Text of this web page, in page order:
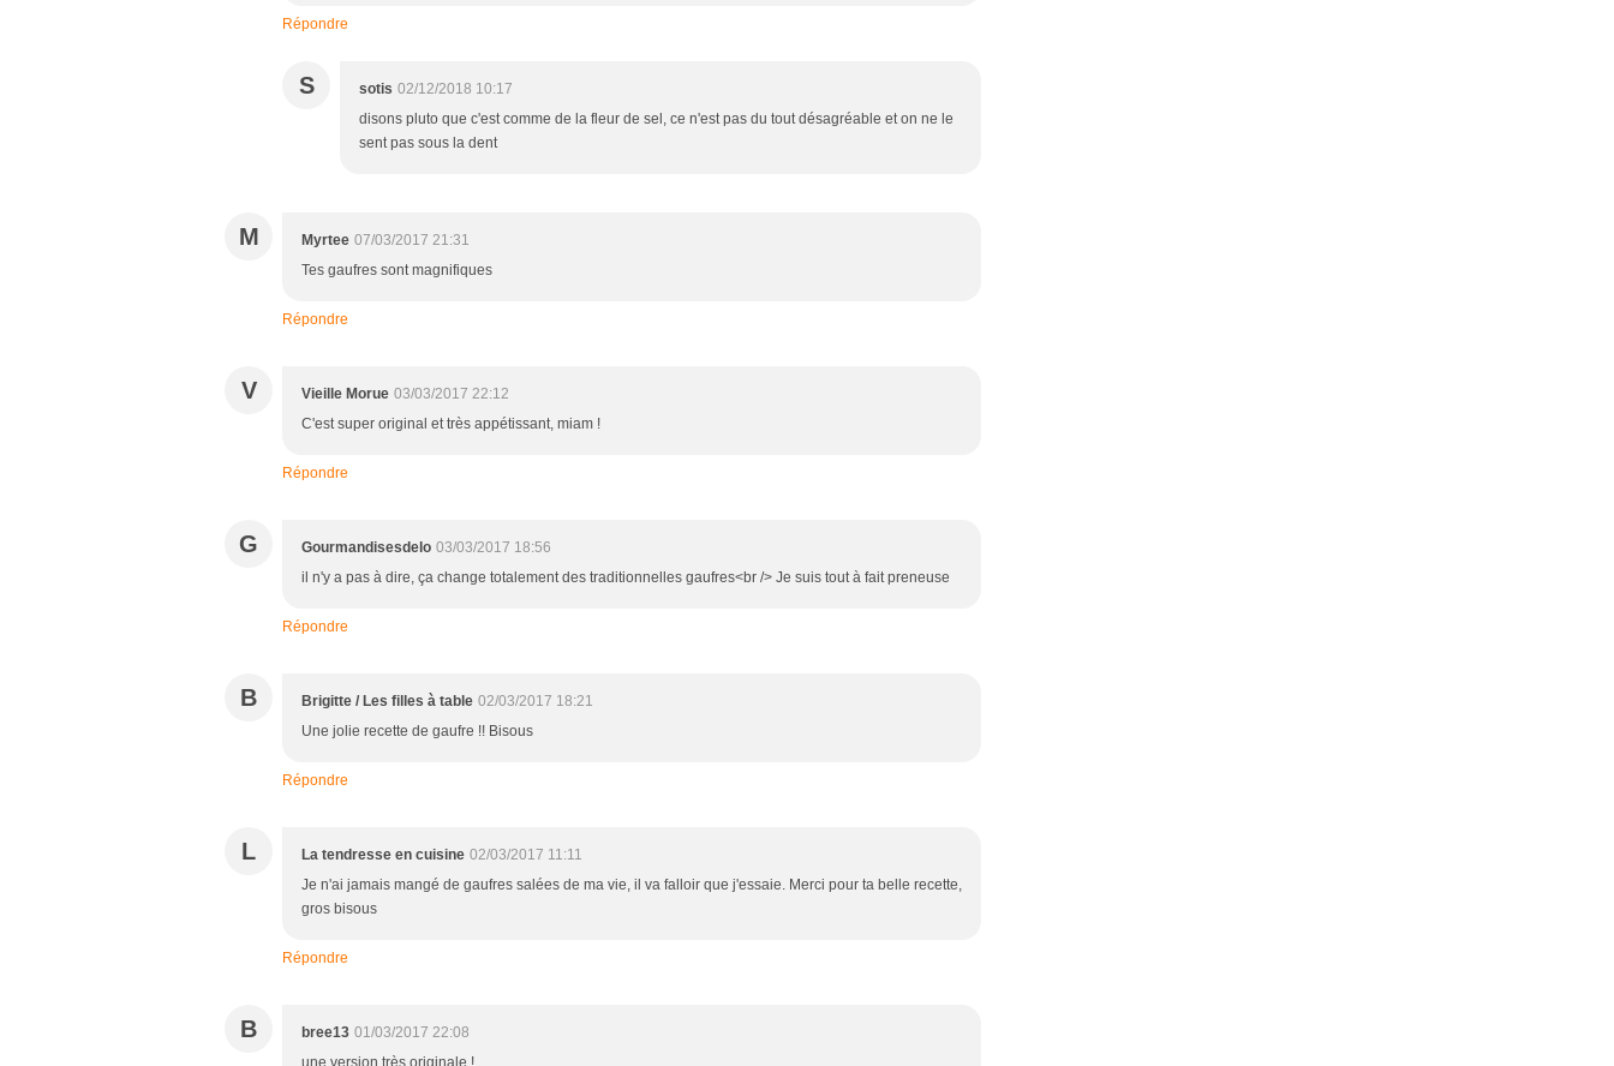
Répondre
S sotis 02/12/2018 10:17
disons pluto que c'est comme de la fleur de sel, ce n'est pas du tout désagréable et on ne le
sent pas sous la dent
M Myrtee 07/03/2017 21:31
Tes gaufres sont magnifiques
Répondre
V Vieille Morue 03/03/2017 22:12
C'est super original et très appétissant, miam !
Répondre
G Gourmandisesdelo 03/03/2017 18:56
il n'y a pas à dire, ça change totalement des traditionnelles gaufres<br /> Je suis tout à fait preneuse
Répondre
B Brigitte / Les filles à table 02/03/2017 18:21
Une jolie recette de gaufre !! Bisous
Répondre
L La tendresse en cuisine 02/03/2017 11:11
Je n'ai jamais mangé de gaufres salées de ma vie, il va falloir que j'essaie. Merci pour ta belle recette,
gros bisous
Répondre
B bree13 01/03/2017 22:08
une version très originale !